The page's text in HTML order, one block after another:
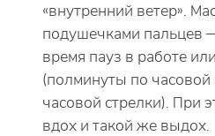
«внутренний ветер».
подушечками пальцев
время пауз в работе
(полминуты по
часовой стрелки). При
вдох и такой же выдох.